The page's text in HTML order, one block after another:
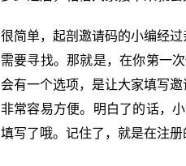
很简单，起剖邀请码的小编经
需要寻找。那就是，在你第一
会有一个选项，是让大家填写
非常容易方便。明白了的话，
填写了哦。记住了，就是在注册